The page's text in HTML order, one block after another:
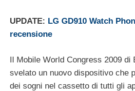
UPDATE: LG GD910 Watch
recensione
Il Mobile World Congress 2009 di
svelato un nuovo dispositivo che
dei sogni nel cassetto di tutti gli